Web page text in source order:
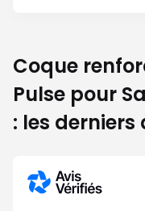
Coque
Pulse pour
: les